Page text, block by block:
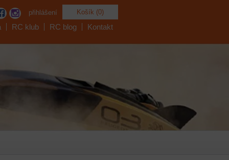
Košík (0)
přihlášení
RC klub RC blog Kontakt